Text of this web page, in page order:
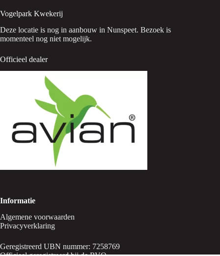
Vogelpark Kwekerij
Deze locatie is nog in aanbouw in Nunspeet. Bezoek is
momenteel nog niet mogelijk.
Officieel dealer
Informatie
Algemene voorwaarden
Privacyverklaring
Geregistreerd UBN nummer: 7258769